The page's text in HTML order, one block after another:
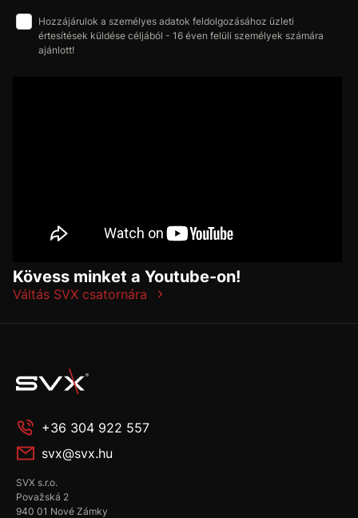
Hozzájárulok a személyes adatok feldolgozásához üzleti
értesítések küldése céljából - 16 éven felüli személyek számára
ajánlott!
Kövess minket a Youtube-on!
Váltás SVX csatornára
+36 304 922 557
svx@svx.hu
SVX s.r.o.
Považská 2
940 01 Nové Zámky